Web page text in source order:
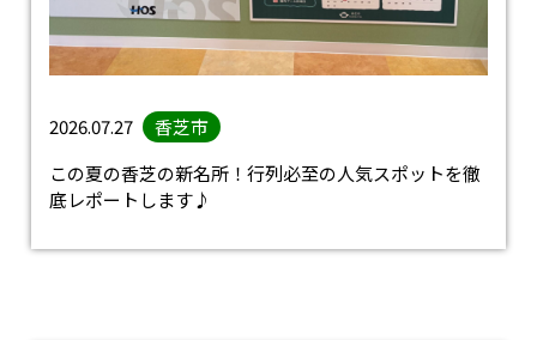
2026.07.27
香芝市
この夏の香芝の新名所！行列必至の人気スポットを徹
底レポートします♪